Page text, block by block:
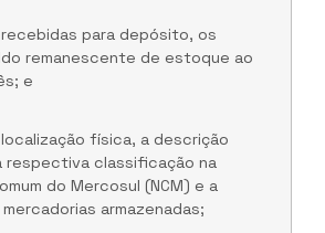
para depósito, os
remanescente de estoque ao
e
física, a descrição
respectiva classificação na
do Mercosul (NCM) e a
armazenadas;